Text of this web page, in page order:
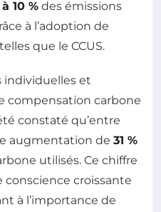
10 % des émissions
à l’adoption de
que le CCUS.
individuelles et
compensation carbone
constaté qu’entre
augmentation de 31 %
utilisés. Ce chiffre
conscience croissante
à l’importance de